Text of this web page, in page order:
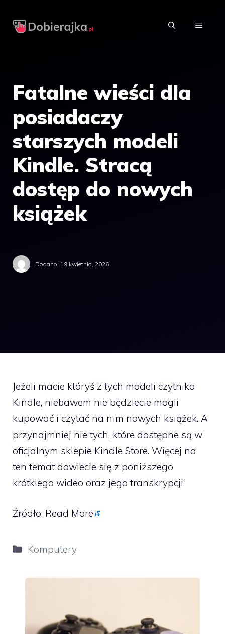
MENU
Fatalne wieści dla
posiadaczy
starszych modeli
Kindle. Stracą
dostęp do nowych
książek
Dodano: 19 kwietnia, 2026
Jeżeli macie któryś z tych modeli czytnika
Kindle, niebawem nie będziecie mogli
kupować i czytać na nim nowych książek. A
przynajmniej nie tych, które dostępne są w
oficjalnym sklepie Kindle Store. Więcej na
ten temat dowiecie się z poniższego
krótkiego wideo oraz jego transkrypcji.
Źródło: Read More
Kategorie
Komputery